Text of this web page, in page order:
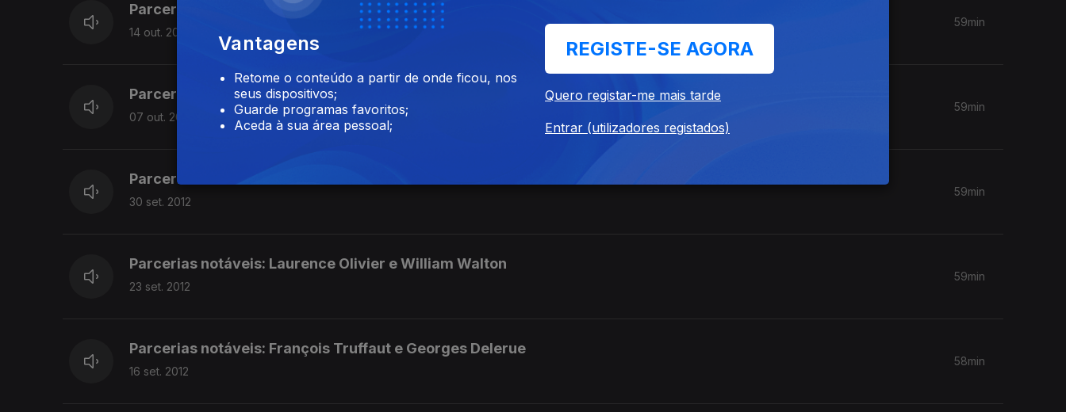
Parcerias notáveis: Franklin J. Schaffner / Jerry Goldsmith
14 out. 2012
59min
Parcerias notáveis: Sergio Leone / Ennio Morricone
07 out. 2012
59min
Parcerias notáveis: Robert Zemeckis e Alan Silvestri
30 set. 2012
59min
Parcerias notáveis: Laurence Olivier e William Walton
23 set. 2012
59min
Parcerias notáveis: François Truffaut e Georges Delerue
16 set. 2012
58min
Vantagens
Retome o conteúdo a partir de onde ficou, nos
seus dispositivos;
Guarde programas favoritos;
Aceda à sua área pessoal;
REGISTE-SE AGORA
Quero registar-me mais tarde
Entrar (utilizadores registados)